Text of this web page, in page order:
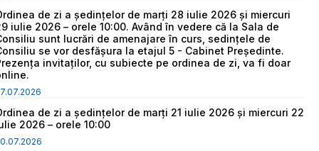
de zi a ședințelor de marți 28 iulie 2026 și miercuri
iulie 2026 – orele 10:00. Având în vedere că la Sala de
sunt lucrări de amenajare în curs, sedințele de
se vor desfășura la etajul 5 - Cabinet Președinte.
invitaților, cu subiecte pe ordinea de zi, va fi doar
de zi a ședințelor de marți 21 iulie 2026 și miercuri 22
2026 – orele 10:00